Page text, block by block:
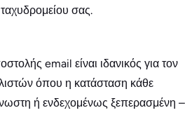
σας.
email είναι ιδανικός για τον
όπου η κατάσταση κάθε
ή ενδεχομένως ξεπερασμένη –